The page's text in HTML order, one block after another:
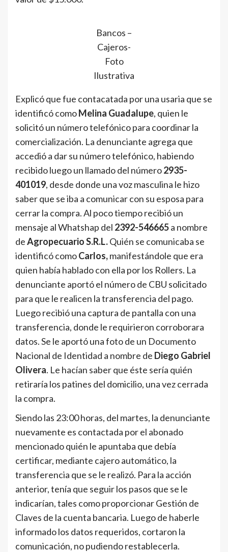
Bancos –
Cajeros-
Foto
Ilustrativa
Explicó que fue contacatada por una usaria que se
identificó comoMelina Guadalupe, quien le
solicitó un número telefónico para coordinar la
comercialización. La denunciante agrega que
accedió a dar su número telefónico, habiendo
recibido luego un llamado del número2935-
401019, desde donde una voz masculina le hizo
saber que se iba a comunicar con su esposa para
cerrar la compra. Al poco tiempo recibió un
mensaje al Whatshap del 2392-546665a nombre
deAgropecuario S.R.L.Quién se comunicaba se
identificó comoCarlos,manifestándole que era
quien había hablado con ella por los Rollers. La
denunciante aportó el número de CBU solicitado
para que le realicen la transferencia del pago.
Luego recibió una captura de pantalla con una
transferencia, donde le requirieron corroborara
datos. Se le aportó una foto de un Documento
Nacional de Identidad a nombre de Diego Gabriel
Olivera. Le hacían saber que éste sería quién
retiraría los patines del domicilio, una vez cerrada
la compra.
Siendo las 23:00 horas, del martes, la denunciante
nuevamente es contactada por el abonado
mencionado quién le apuntaba que debía
certificar, mediante cajero automático, la
transferencia que se le realizó. Para la acción
anterior, tenía que seguir los pasos que se le
indicarían, tales como proporcionar Gestión de
Claves de la cuenta bancaria. Luego de haberle
informado los datos requeridos, cortaron la
comunicación, no pudiendo restablecerla.